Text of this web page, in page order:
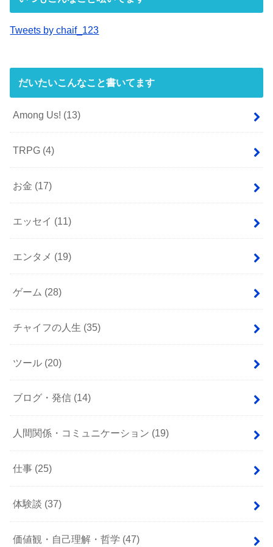
Tweets by chaif_123
だいたいこんなこと書いてます
Among Us! (13)
TRPG (4)
お金 (17)
エッセイ (11)
エンタメ (19)
ゲーム (28)
チャイフの人生 (35)
ツール (20)
ブログ・発信 (14)
人間関係・コミュニケーション (19)
仕事 (25)
体験談 (37)
価値観・自己理解・哲学 (47)